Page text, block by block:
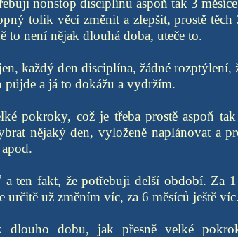
nonstop disciplínu aspoň tak 3
tolik věcí změnit a zlepšit, prostě
to není nějak dlouhá doba, uteče to.
každý den disciplína, žádné rozptýlení,
a já to dokážu a vydržím.
pokroky, což je třeba prostě aspoň
nějaký den, vyloženě naplánovat a
a ten fakt, že potřebuji delší období. Za
určitě už změním víc, za 6 měsíců ještě víc.
dlouho dobu, jak přesně velké